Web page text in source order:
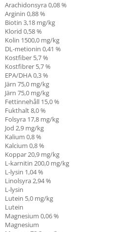
Arachidonsyra 0,08 %
Arginin 0,88 %
Biotin 3,18 mg/kg
Klorid 0,58 %
Kolin 1500,0 mg/kg
DL-metionin 0,41 %
Kostfiber 5,7 %
Kostfibrer 5,7 %
EPA/DHA0,3 %
Järn 75,0 mg/kg
Järn 75,0 mg/kg
Fettinnehåll 15,0 %
Fukthalt 8,0 %
Folsyra 17,8 mg/kg
Jod 2,9 mg/kg
Kalium 0,8 %
Kalcium 0,8 %
Koppar 20,9 mg/kg
L-karnitin 200,0 mg/kg
L-lysin 1,04 %
Linolsyra2,94 %
L-lysin
Lutein 5,0 mg/kg
Lutein
Magnesium 0,06 %
Magnesium